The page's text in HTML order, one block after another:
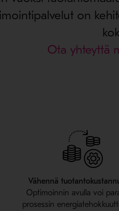
on
Ota yhteyttä
Vähennä
Optimoinnin avulla voi
prosessin